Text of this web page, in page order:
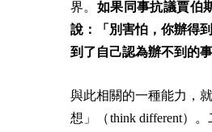
界。 如果同事抗議賈伯
說：「別害怕，你辦得
到了自己認為辦不到的事
與此相關的一種能力，
想」（think different）